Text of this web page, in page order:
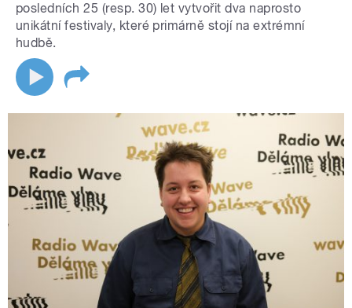
posledních 25 (resp. 30) let vytvořit dva naprosto
unikátní festivaly, které primárně stojí na extrémní
hudbě.